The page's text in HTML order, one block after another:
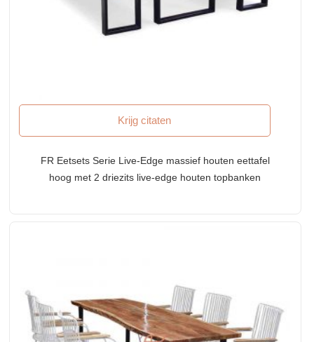
Krijg citaten
FR Eetsets Serie Live-Edge massief houten eettafel
hoog met 2 driezits live-edge houten topbanken